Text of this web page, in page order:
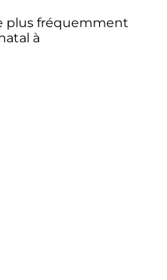
plus fréquemment
à